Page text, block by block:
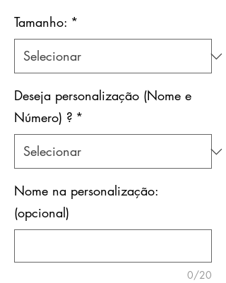
Tamanho: *
Deseja personalização (Nome e
Número) ? *
Nome na personalização:
(opcional)
0/20